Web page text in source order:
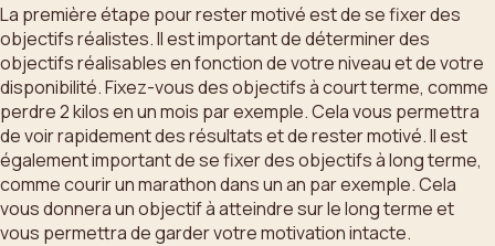
La première étape pour rester motivé est de se fixer des
objectifs réalistes. Il est important de déterminer des
objectifs réalisables en fonction de votre niveau et de votre
disponibilité. Fixez-vous des objectifs à court terme, comme
perdre 2 kilos en un mois par exemple. Cela vous permettra
de voir rapidement des résultats et de rester motivé. Il est
également important de se fixer des objectifs à long terme,
comme courir un marathon dans un an par exemple. Cela
vous donnera un objectif à atteindre sur le long terme et
vous permettra de garder votre motivation intacte.